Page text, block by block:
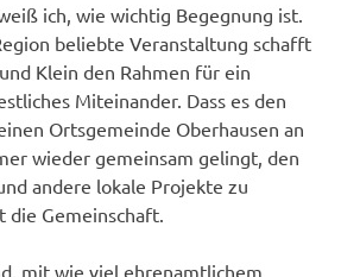
ich, wie wichtig Begegnung ist.
beliebte Veranstaltung schafft
Klein den Rahmen für ein
Miteinander. Dass es den
Ortsgemeinde Oberhausen an
wieder gemeinsam gelingt, den
andere lokale Projekte zu
Gemeinschaft.
mit wie viel ehrenamtlichem